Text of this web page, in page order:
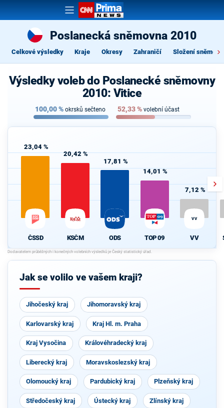
Poslanecká sněmovna 2010
Celkové výsledky Kraje Okresy Zahraničí Složení
Výsledky voleb do Poslanecké sněmovny
2010: Vitice
100,00% okrsků sečteno 52,33% volební účast
23,04 %
ČSSD
20,42 %
KSČM
17,81 %
ODS
14,01 %
TOP 09
7,12 %
VV
VV
Jak se volilo ve vašem kraji?
Jihočeský kraj Jihomoravský kraj
Karlovarský kraj Kraj Hl. m. Praha
Kraj Vysočina Královéhradecký kraj
Liberecký kraj Moravskoslezský kraj
Olomoucký kraj Pardubický kraj Plzeňský kraj
Středočeský kraj Ústecký kraj Zlínský kraj